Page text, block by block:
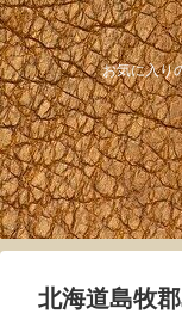
お気に入り
北海道島牧